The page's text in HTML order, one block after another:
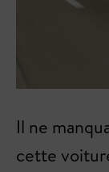
Il ne
cette